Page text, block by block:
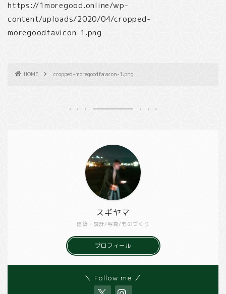
https://1moregood.online/wp-
content/uploads/2020/04/cropped-
moregoodfavicon-1.png
HOME cropped-moregoodfavicon-1.png
建築・設計/写真/ものづくり
スギヤマ
プロフィール
＼ Follow me ／